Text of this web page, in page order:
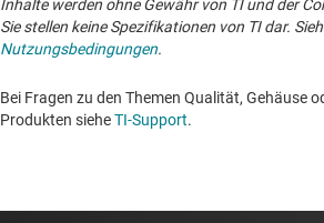
Inhalte werden ohne Gewähr von TI und der
Sie stellen keine Spezifikationen von TI dar.
Nutzungsbedingungen.
Bei Fragen zu den Themen Qualität, Gehäuse
Produkten sieheTI-Support. ​​​​​​​​​​​​​​